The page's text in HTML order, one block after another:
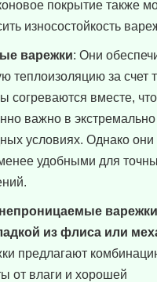
покрытие также
износостойкость
варежки: Они
теплоизоляцию за счет
согреваются вместе, что
важно в экстремально
условиях. Однако они
удобными для
из флиса или
предлагают
от влаги и хорошей